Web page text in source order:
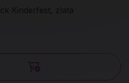
Kinderfest, zlata